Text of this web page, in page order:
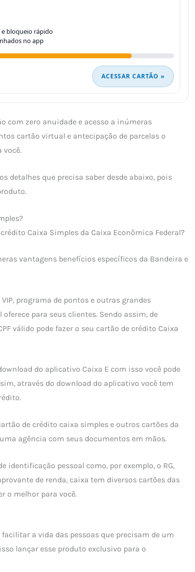
e bloqueio rápido
no app
ACESSAR CARTÃO »
com zero anuidade e acesso a inúmeras
cartão virtual e antecipação de parcelas o
você.
detalhes que precisa saber desde abaixo, pois
Caixa Simples da Caixa Econômica Federal?
vantagens benefícios específicos da Bandeira e
programa de pontos e outras grandes
para seus clientes. Sendo assim, de
válido pode fazer o seu cartão de crédito Caixa
do aplicativo Caixa E com isso você pode
através do download do aplicativo você tem
de crédito caixa simples e outros cartões da
agência com seus documentos em mãos.
identificação pessoal como, por exemplo, o RG,
de renda, caixa tem diversos cartões das
o melhor para você.
a vida das pessoas que precisam de um
lançar esse produto exclusivo para o